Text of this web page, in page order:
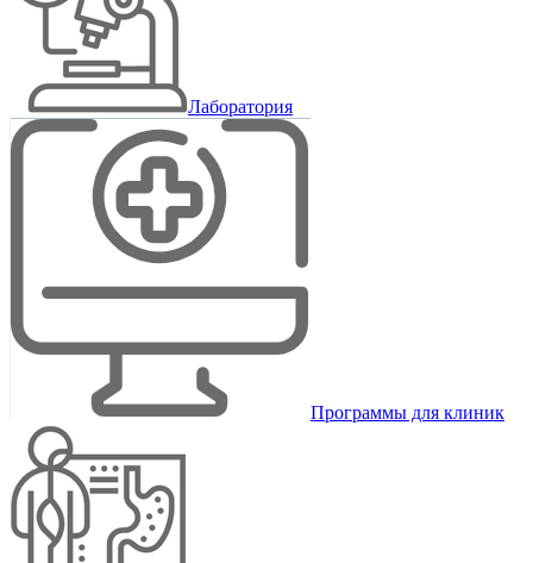
Лаборатория
Программы для клиник